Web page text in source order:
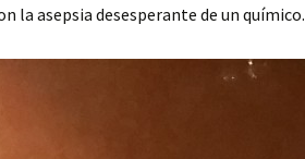
la asepsia desesperante de un químico.